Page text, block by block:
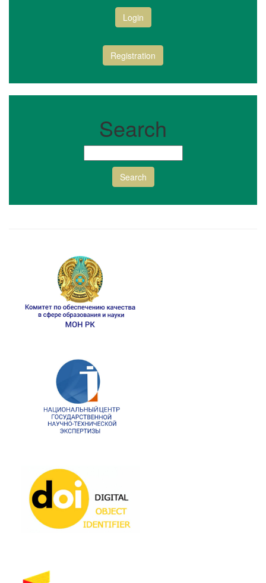
Login
Registration
Search
Search